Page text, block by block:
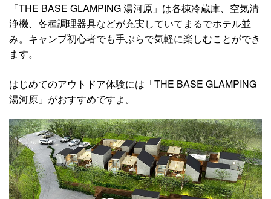
「THE BASE GLAMPING 湯河原」は各棟冷蔵庫、空気清
浄機、各種調理器具などが充実していてまるでホテル並
み。キャンプ初心者でも手ぶらで気軽に楽しむことができ
ます。
はじめてのアウトドア体験には「THE BASE GLAMPING
湯河原」がおすすめですよ。